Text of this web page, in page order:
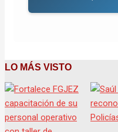
LO MÁS VISTO